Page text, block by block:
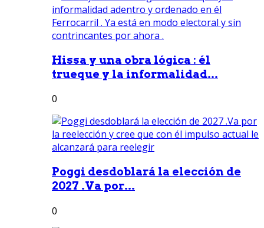
Hissa y una obra lógica : él
trueque y la informalidad...
0
Poggi desdoblará la elección de
2027 .Va por...
0